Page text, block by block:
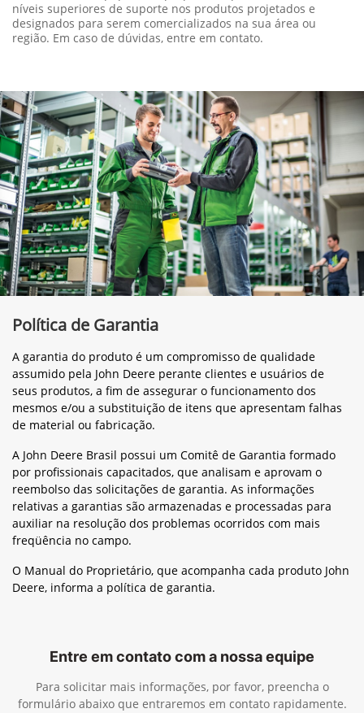
níveis superiores de suporte nos produtos projetados e
designados para serem comercializados na sua área ou
região. Em caso de dúvidas, entre em contato.
Política de Garantia
A garantia do produto é um compromisso de qualidade
assumido pela John Deere perante clientes e usuários de
seus produtos, a fim de assegurar o funcionamento dos
mesmos e/ou a substituição de itens que apresentam falhas
de material ou fabricação.
A John Deere Brasil possui um Comitê de Garantia formado
por profissionais capacitados, que analisam e aprovam o
reembolso das solicitações de garantia. As informações
relativas a garantias são armazenadas e processadas para
auxiliar na resolução dos problemas ocorridos com mais
freqüência no campo.
O Manual do Proprietário, que acompanha cada produto John
Deere, informa a política de garantia.
Entre em contato com a nossa equipe
Para solicitar mais informações, por favor, preencha o
formulário abaixo que entraremos em contato rapidamente.